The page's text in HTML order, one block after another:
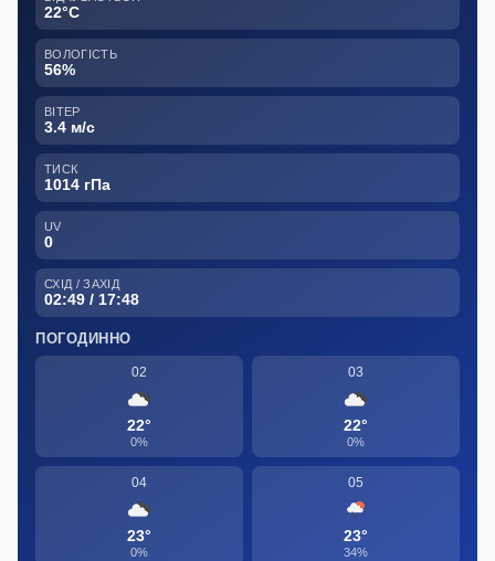
22°C
ВОЛОГІСТЬ
56%
ВІТЕР
3.4 м/с
ТИСК
1014 гПа
UV
0
СХІД / ЗАХІД
02:49 / 17:48
ПОГОДИННО
02
22°
0%
03
22°
0%
04
23°
0%
05
23°
34%